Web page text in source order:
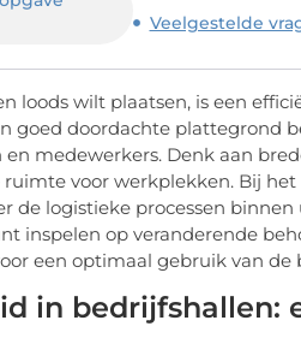
Veelgestelde
loods wilt plaatsen, is een
goed doordachte plattegrond
en medewerkers. Denk aan
voor werkplekken. Bij
de logistieke processen
inspelen op veranderende
een optimaal gebruik van de
in bedrijfshallen: